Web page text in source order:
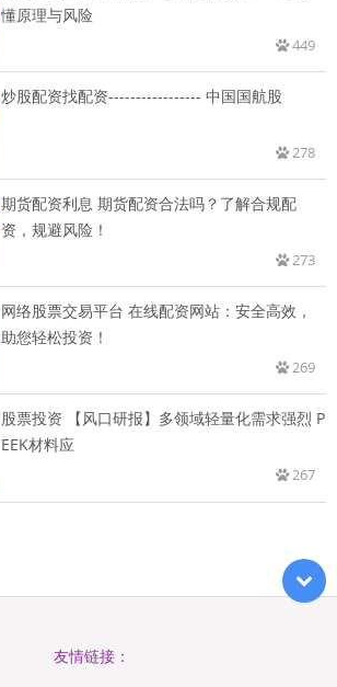
懂原理与风险
449
炒股配资找配资----------------- 中国国航股
278
期货配资利息 期货配资合法吗？了解合规配
资，规避风险！
273
网络股票交易平台 在线配资网站：安全高效，
助您轻松投资！
269
股票投资 【风口研报】多领域轻量化需求强烈 P
EEK材料应
267
友情链接：